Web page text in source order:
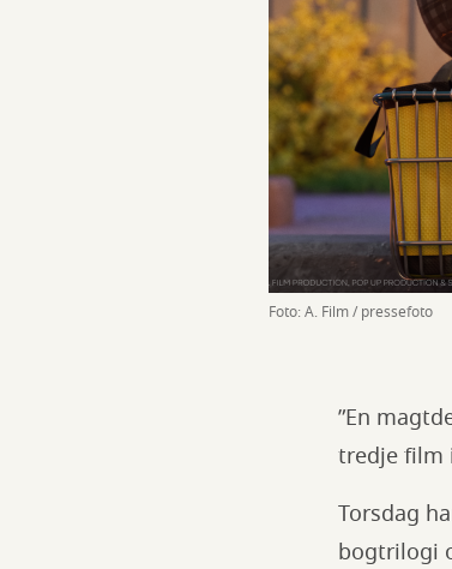
Foto: A. Film / pressefoto
”En
tredje film
Torsdag
bogtrilogi